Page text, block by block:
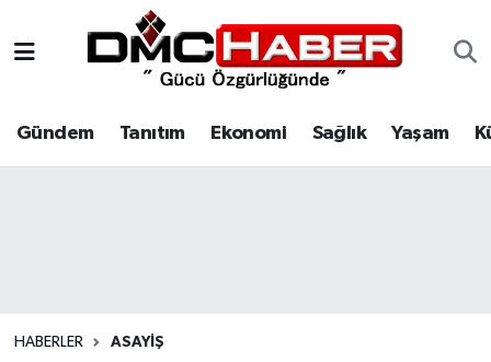
Gündem Tanıtım Ekonomi Sağlık Yaşam
HABERLER ASAYIŞ
Tanıtım
Nöbetçi Eczaneler
Hava Durumu